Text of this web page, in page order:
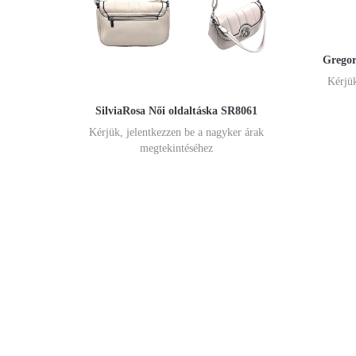
SilviaRosa Női oldaltáska SR8061
Kérjük, jelentkezzen be a nagyker árak
megtekintéséhez